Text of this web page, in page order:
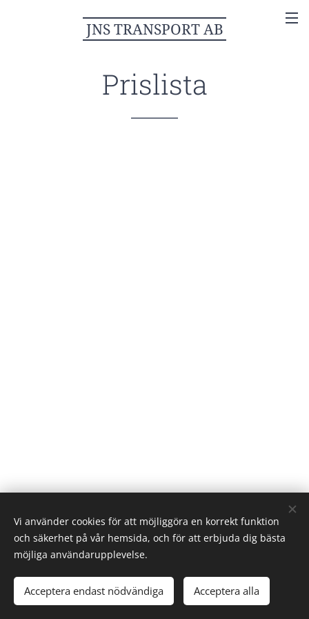
JNS TRANSPORT AB
Prislista
Bilder frånPexels
Cookies
Vi använder cookies för att möjliggöra en korrekt funktion
och säkerhet på vår hemsida, och för att erbjuda dig bästa
möjliga användarupplevelse.
Acceptera endast nödvändiga Acceptera alla